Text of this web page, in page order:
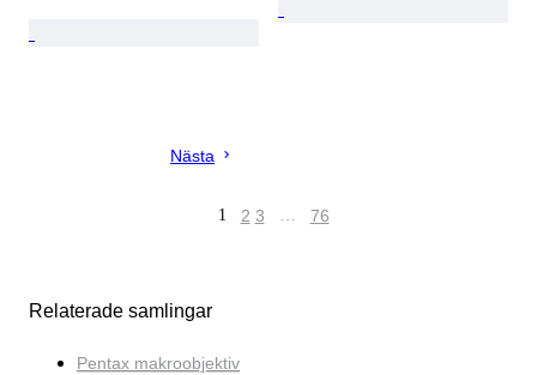
Nästa
1 2 3 … 76
Relaterade samlingar
Pentax makroobjektiv